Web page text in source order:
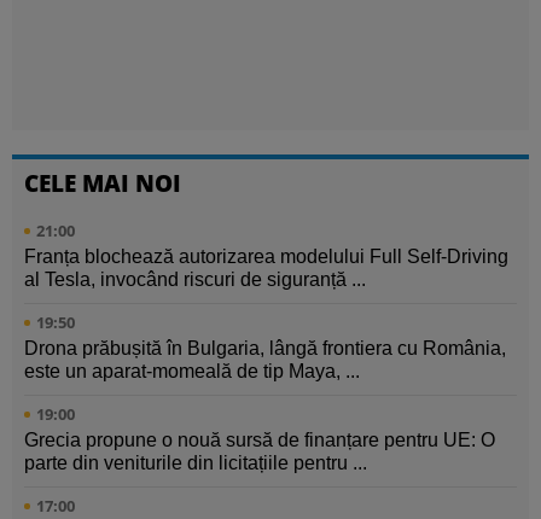
CELE MAI NOI
21:00
Franța blochează autorizarea modelului Full Self-Driving
al Tesla, invocând riscuri de siguranță ...
19:50
Drona prăbușită în Bulgaria, lângă frontiera cu România,
este un aparat-momeală de tip Maya, ...
19:00
Grecia propune o nouă sursă de finanțare pentru UE: O
parte din veniturile din licitațiile pentru ...
17:00